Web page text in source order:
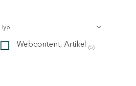
Typ
Webcontent, Artikel (5)